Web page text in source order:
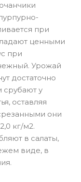
при
ценными
при
Урожай
достаточно
срубают у
оставляя
они
кг/м2.
в салаты,
виде, в